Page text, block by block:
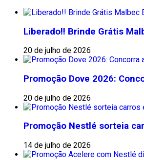
Liberado!! Brinde Grátis
20 de julho de 2026
Promoção Dove 2026:
20 de julho de 2026
Promoção Nestlé sorteia
14 de julho de 2026